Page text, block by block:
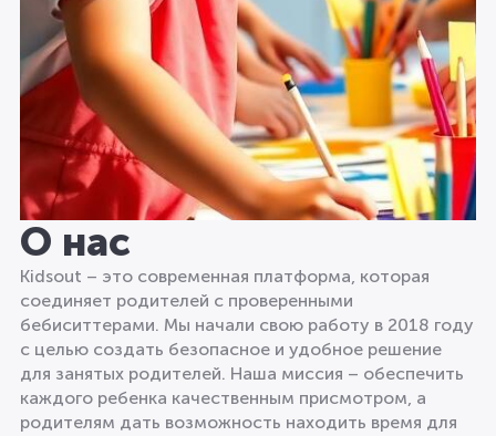
О нас
Kidsout – это современная платформа, которая
соединяет родителей с проверенными
бебиситтерами. Мы начали свою работу в 2018 году
с целью создать безопасное и удобное решение
для занятых родителей. Наша миссия – обеспечить
каждого ребенка качественным присмотром, а
родителям дать возможность находить время для